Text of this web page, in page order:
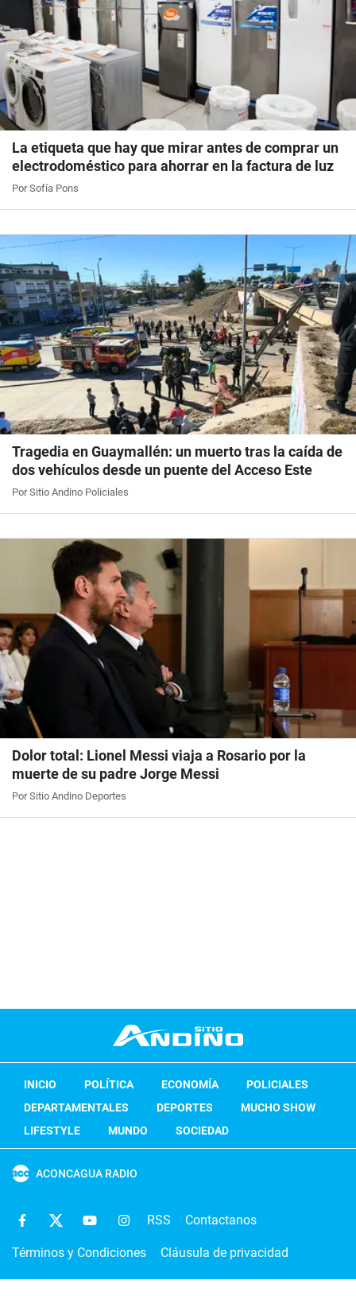
La etiqueta que hay que mirar antes de comprar un
electrodoméstico para ahorrar en la factura de luz
Por Sofía Pons
Tragedia en Guaymallén: un muerto tras la caída de
dos vehículos desde un puente del Acceso Este
Por Sitio Andino Policiales
Dolor total: Lionel Messi viaja a Rosario por la
muerte de su padre Jorge Messi
Por Sitio Andino Deportes
INICIO POLÍTICA ECONOMÍA
POLICIALES
DEPARTAMENTALES
DEPORTES
MUCHO SHOW
LIFESTYLE
MUNDO SOCIEDAD
ACONCAGUA RADIO
RSS Contactanos
Términos y Condiciones Cláusula de privacidad